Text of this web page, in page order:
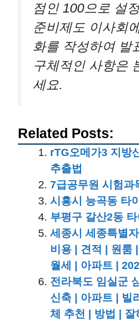
점인 100으로 설
준비제도 이사회
화를 작성하여 발
구체적인 사항은
세요.
Related Posts:
rTG오메가3 지방
추출법
7급공무원 시험과
시흥시 능곡동 타
부평구 갈산2동
세종시 세종특별
비용 | 견적 | 원룸
월세 | 아파트 |
전라북도 임실군
신축 | 아파트 | 빌
체 추천 | 방법 | 잘